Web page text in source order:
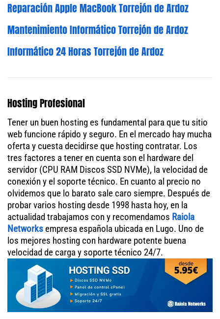
Reparación Apple MacBook Torrejón de Ardoz
Mantenimiento Informático Torrejón de Ardoz
Informático 24 Horas Torrejón de Ardoz
Hosting Profesional
Tener un buen hosting es fundamental para que tu sitio
web funcione rápido y seguro. En el mercado hay mucha
oferta y cuesta decidirse que hosting contratar. Los
tres factores a tener en cuenta son el hardware del
servidor (CPU RAM Discos SSD NVMe), la velocidad de
conexión y el soporte técnico. En cuanto al precio no
olvidemos que lo barato sale caro siempre. Después de
probar varios hosting desde 1998 hasta hoy, en la
actualidad trabajamos con y recomendamos Raiola
Networks empresa española ubicada en Lugo. Uno de
los mejores hosting con hardware potente buena
velocidad de carga y soporte técnico 24/7.